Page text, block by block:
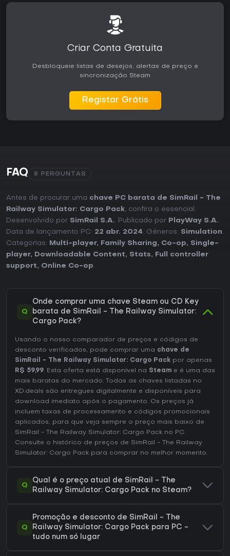
Criar Conta Gratuita
Desbloqueie listas de desejos, alertas de preço e
sincronização Steam
Registar Grátis
FAQ 8 PERGUNTAS
Antes de procurar uma chave PC barata de SimRail - The
Railway Simulator: Cargo Pack, confira o essencial.
Desenvolvido por SimRail S.A.. Publicado por PlayWay S.A..
Data de lançamento PC: 22 abr. 2024. Géneros: Simulation.
Categorias:
Multi-player, Family Sharing, Co-op, Single-
player, Downloadable Content, Stats,
Full controller
support, Online Co-op.
Q
Onde comprar uma chave Steam ou CD Key
barata de SimRail - The Railway Simulator:
Cargo Pack?
Usando o nosso comparador de preços e códigos de
desconto verificados, pode comprar uma chave de
SimRail - The Railway Simulator: Cargo Pack por apenas
R$ 59,99. Esta oferta está disponível na Steam e é uma das
mais baratas do mercado. Todas as chaves listadas no
XD.deals são entregues digitalmente e disponíveis para
download imediato após o pagamento. Os preços já
incluem taxas de processamento e códigos promocionais
aplicados, para que veja sempre o preço mais baixo de
SimRail - The Railway Simulator: Cargo Pack no PC.
Consulte o histórico de preços de SimRail - The Railway
Simulator: Cargo Pack para comprar no melhor momento.
Q
Qual é o preço atual de SimRail - The
Railway Simulator: Cargo Pack no Steam?
Q
Promoção e desconto de SimRail - The
Railway Simulator: Cargo Pack para PC -
tudo num só lugar